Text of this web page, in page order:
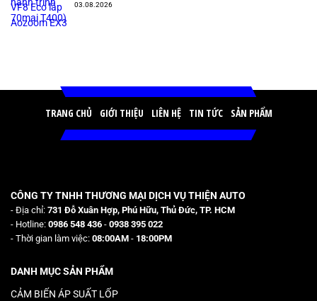
03.08.2026
TRANG CHỦ GIỚI THIỆU LIÊN HỆ TIN TỨC SẢN PHẨM
CÔNG TY TNHH THƯƠNG MẠI DỊCH VỤ THIỆN AUTO
- Địa chỉ: 731 Đỗ Xuân Hợp, Phú Hữu, Thủ Đức, TP. HCM
- Hotline: 0986 548 436 - 0938 395 022
- Thời gian làm việc: 08:00AM - 18:00PM
DANH MỤC SẢN PHẨM
CẢM BIẾN ÁP SUẤT LỐP